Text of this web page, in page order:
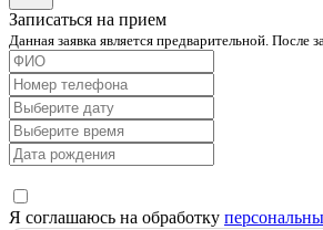
Записаться на прием
Данная заявка является предварительной. После
Я соглашаюсь на обработку